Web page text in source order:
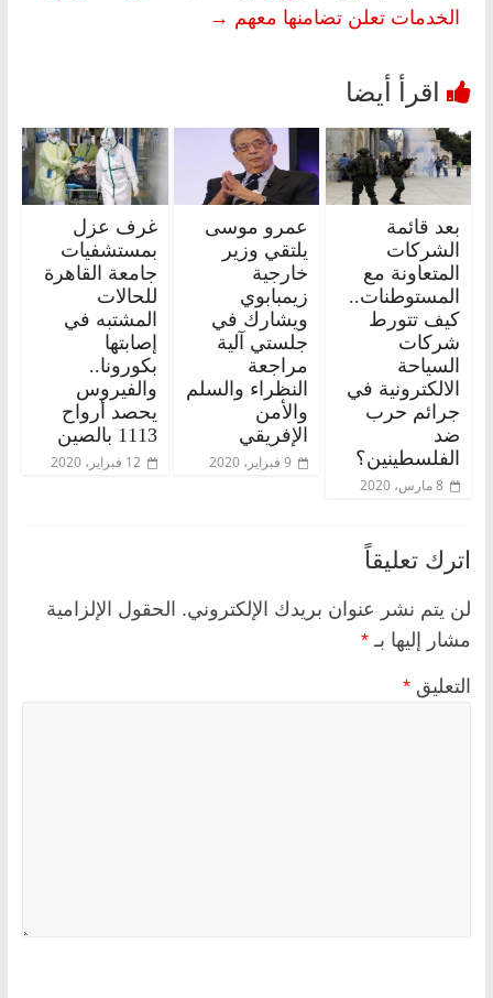
الخدمات تعلن تضامنها معهم →
بعد قائمة
الشركات
المتعاونة مع
المستوطنات..
كيف تتورط
شركات
السياحة
الالكترونية في
جرائم حرب
ضد
الفلسطينين؟
8 مارس، 2020
عمرو موسى
يلتقي وزير
خارجية
زيمبابوي
ويشارك في
جلستي آلية
مراجعة
النظراء والسلم
والأمن
الإفريقي
9 فبراير، 2020
غرف عزل
بمستشفيات
جامعة القاهرة
للحالات
المشتبه في
إصابتها
بكورونا..
والفيروس
يحصد أرواح
1113 بالصين
12 فبراير، 2020
اترك تعليقاً
لن يتم نشر عنوان بريدك الإلكتروني. الحقول الإلزامية
مشار إليها بـ *
التعليق *